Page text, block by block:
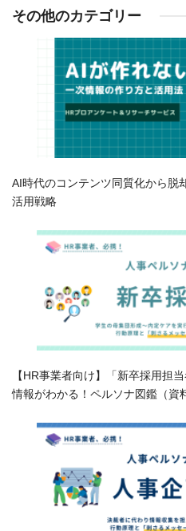
その他のカテゴリー
AI時代のコンテンツ同質化から脱
活用戦略
【HR事業者向け】「新卒採用担
情報がわかる！ペルソナ図鑑（資